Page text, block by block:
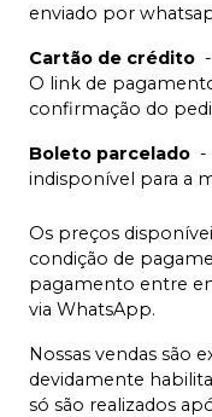
enviado por
Cartão de crédito -
O link de
confirmação do
Boleto parcelado -
indisponível para a
Os preços
condição de
pagamento entre
via WhatsApp.
Nossas vendas são
devidamente
só são realizados